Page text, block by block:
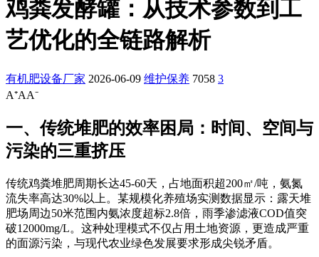
鸡粪发酵罐：从技术参数到工
艺优化的全链路解析
有机肥设备厂家 2026-06-09 维护保养 7058 3
A⁺AA⁻
一、传统堆肥的效率困局：时间、空间与
污染的三重挤压
传统鸡粪堆肥周期长达45-60天，占地面积超200㎡/吨，氨氮
流失率高达30%以上。某规模化养殖场实测数据显示：露天堆
肥场周边50米范围内氨浓度超标2.8倍，雨季渗滤液COD值突
破12000mg/L。这种处理模式不仅占用土地资源，更造成严重
的面源污染，与现代农业绿色发展要求形成尖锐矛盾。